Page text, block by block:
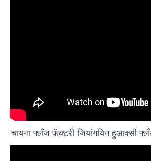
चायना फ्लँज फॅक्टरी जियांगयिन हुआक्सी